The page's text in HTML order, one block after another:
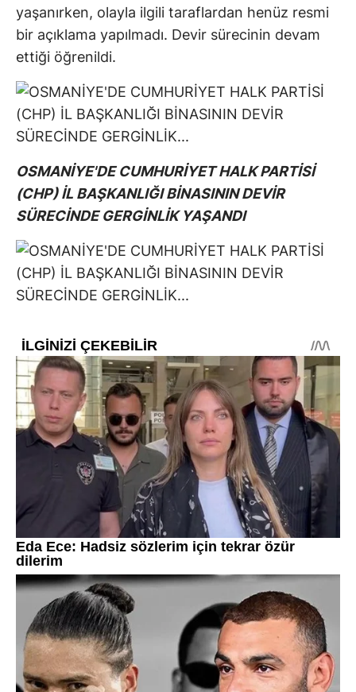
yaşanırken, olayla ilgili taraflardan henüz resmi
bir açıklama yapılmadı. Devir sürecinin devam
ettiği öğrenildi.
OSMANİYE'DE CUMHURİYET HALK PARTİSİ
(CHP) İL BAŞKANLIĞI BİNASININ DEVİR
SÜRECİNDE GERGİNLİK YAŞANDI